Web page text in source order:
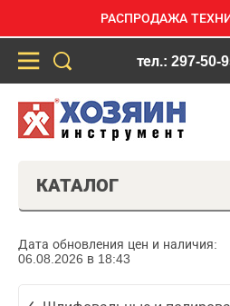
РАСПРОДАЖА
тел.: 297-50-
КАТАЛОГ
Дата обновления цен и наличия:
06.08.2026 в 18:43